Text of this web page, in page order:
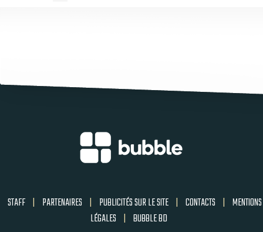
STAFF | PARTENAIRES | PUBLICITÉS SUR LE SITE | CONTACTS | MENTIONS
LÉGALES | BUBBLE BD